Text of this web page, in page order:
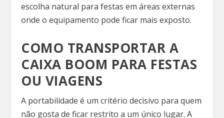
escolha natural para festas em áreas externas
onde o equipamento pode ficar mais exposto.
COMO TRANSPORTAR A
CAIXA BOOM PARA FESTAS
OU VIAGENS
A portabilidade é um critério decisivo para quem
não gosta de ficar restrito a um único lugar. A